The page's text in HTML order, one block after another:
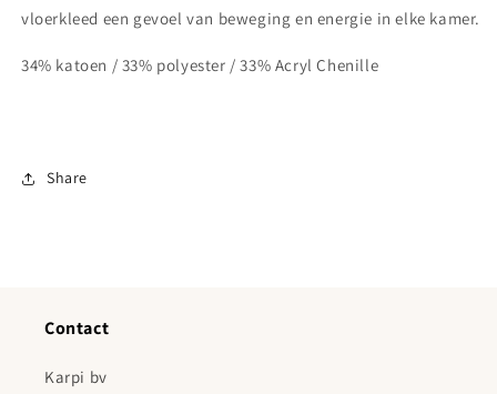
vloerkleed een gevoel van beweging en energie in elke kamer.
34% katoen / 33% polyester / 33% Acryl Chenille
Share
Contact
Karpi bv